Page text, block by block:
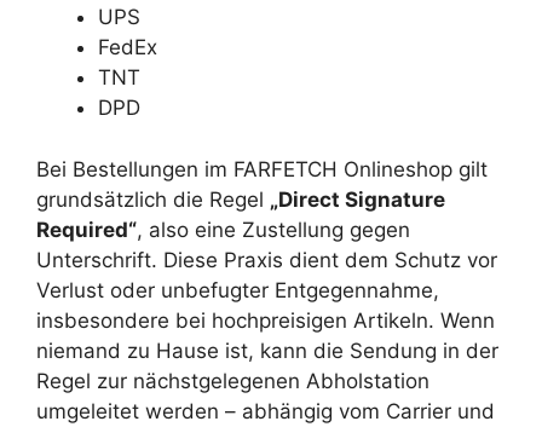
UPS
FedEx
TNT
DPD
Bei Bestellungen im FARFETCH Onlineshop gilt
grundsätzlich die Regel „Direct Signature
Required“, also eine Zustellung gegen
Unterschrift. Diese Praxis dient dem Schutz vor
Verlust oder unbefugter Entgegennahme,
insbesondere bei hochpreisigen Artikeln. Wenn
niemand zu Hause ist, kann die Sendung in der
Regel zur nächstgelegenen Abholstation
umgeleitet werden – abhängig vom Carrier und